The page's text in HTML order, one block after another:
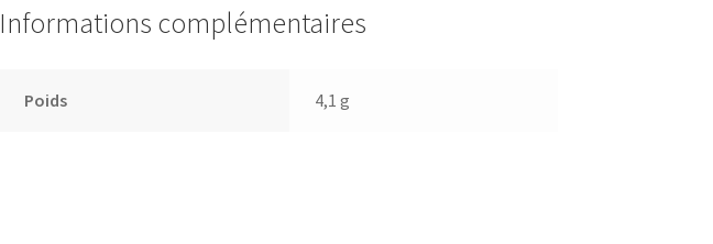
platine
vinyle
Informations complémentaires
Poids 4,1 g